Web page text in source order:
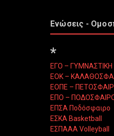
Ενώσεις -
*
ΕΓΟ – ΓΥΜΝΑΣΤΙΚΗ
ΕΟΚ –
ΕΟΠΕ –
ΕΠΟ –
ΕΠΣΑ Ποδόσφαιρο
ΕΣΚΑ Basketball
ΕΣΠΑΑΑ Volleyball